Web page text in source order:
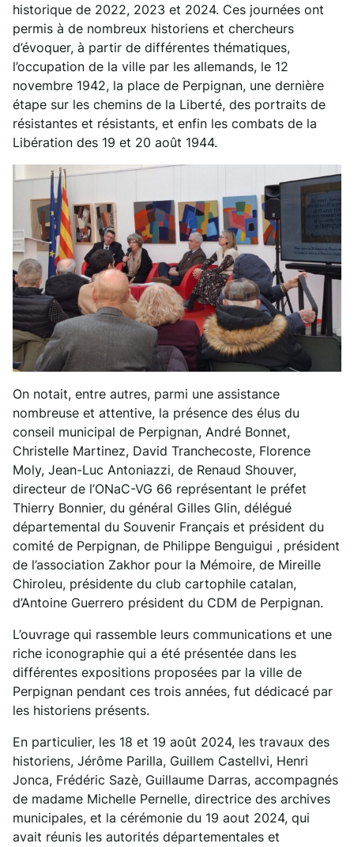
historique de 2022, 2023 et 2024. Ces journées ont
permis à de nombreux historiens et chercheurs
d’évoquer, à partir de différentes thématiques,
l’occupation de la ville par les allemands, le 12
novembre 1942, la place de Perpignan, une dernière
étape sur les chemins de la Liberté, des portraits de
résistantes et résistants, et enfin les combats de la
Libération des 19 et 20 août 1944.
On notait, entre autres, parmi une assistance
nombreuse et attentive, la présence des élus du
conseil municipal de Perpignan, André Bonnet,
Christelle Martinez, David Tranchecoste, Florence
Moly, Jean-Luc Antoniazzi, de Renaud Shouver,
directeur de l’ONaC-VG 66 représentant le préfet
Thierry Bonnier, du général Gilles Glin, délégué
départemental du Souvenir Français et président du
comité de Perpignan, de Philippe Benguigui , président
de l’association Zakhor pour la Mémoire, de Mireille
Chiroleu, présidente du club cartophile catalan,
d’Antoine Guerrero président du CDM de Perpignan.
L’ouvrage qui rassemble leurs communications et une
riche iconographie qui a été présentée dans les
différentes expositions proposées par la ville de
Perpignan pendant ces trois années, fut dédicacé par
les historiens présents.
En particulier, les 18 et 19 août 2024, les travaux des
historiens, Jérôme Parilla, Guillem Castellvi, Henri
Jonca, Frédéric Sazè, Guillaume Darras, accompagnés
de madame Michelle Pernelle, directrice des archives
municipales, et la cérémonie du 19 aout 2024, qui
avait réunis les autorités départementales et